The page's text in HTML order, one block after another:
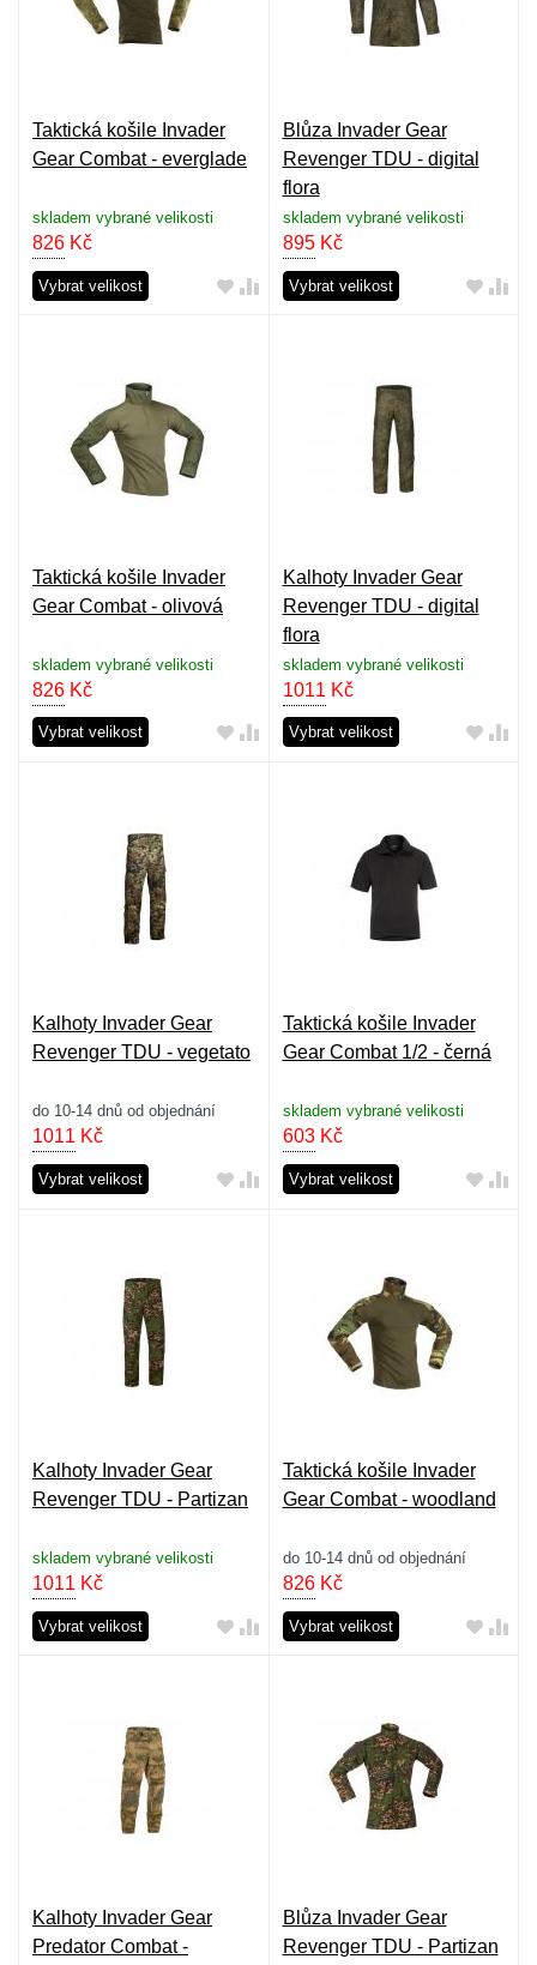
Taktická košile Invader
Gear Combat - everglade
skladem vybrané velikosti
826 Kč
Vybrat velikost
Blůza Invader Gear
Revenger TDU - digital
flora
skladem vybrané velikosti
895Kč
Vybrat velikost
Taktická košile Invader
Gear Combat - olivová
skladem vybrané velikosti
826 Kč
Vybrat velikost
Kalhoty Invader Gear
Revenger TDU - digital
flora
skladem vybrané velikosti
1011 Kč
Vybrat velikost
Kalhoty Invader Gear
Revenger TDU - vegetato
do 10-14 dnů od objednání
1011 Kč
Vybrat velikost
Taktická košile Invader
Gear Combat 1/2 - černá
skladem vybrané velikosti
603Kč
Vybrat velikost
Kalhoty Invader Gear
Revenger TDU - Partizan
skladem vybrané velikosti
1011 Kč
Vybrat velikost
Taktická košile Invader
Gear Combat - woodland
do 10-14 dnů od objednání
826Kč
Vybrat velikost
Kalhoty Invader Gear
Predator Combat -
Blůza Invader Gear
Revenger TDU - Partizan